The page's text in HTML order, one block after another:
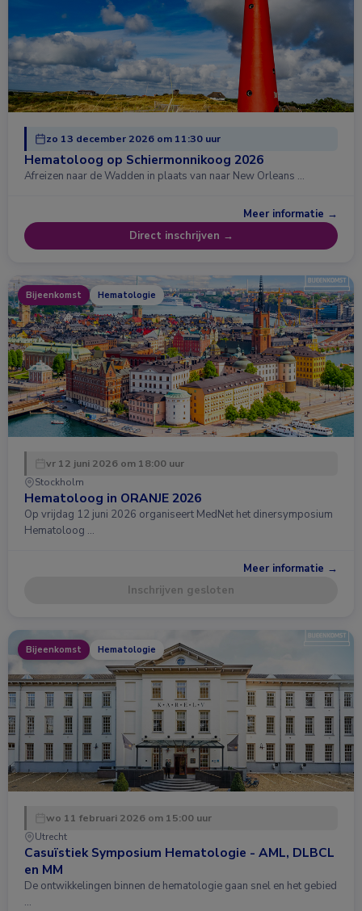
zo 13 december 2026 om 11:30 uur
Hematoloog op Schiermonnikoog 2026
Afreizen naar de Wadden in plaats van naar New Orleans …
Meer informatie →
Direct inschrijven →
Bijeenkomst Hematologie
vr 12 juni 2026 om 18:00 uur
Stockholm
Hematoloog in ORANJE 2026
Op vrijdag 12 juni 2026 organiseert MedNet het dinersymposium
Hematoloog …
Meer informatie →
Inschrijven gesloten
Bijeenkomst Hematologie
wo 11 februari 2026 om 15:00 uur
Utrecht
Casuïstiek Symposium Hematologie - AML, DLBCL
en MM
De ontwikkelingen binnen de hematologie gaan snel en het gebied
…